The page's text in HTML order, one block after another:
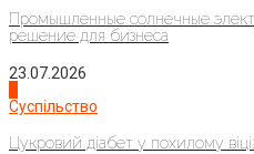
Промышленные солнечные
решение для бизнеса
23.07.2026
Суспільство
Цукровий діабет у похилому